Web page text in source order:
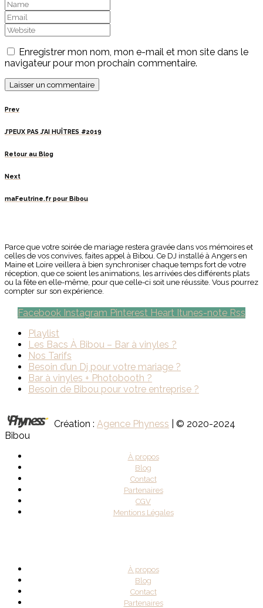
Enregistrer mon nom, mon e-mail et mon site dans le
navigateur pour mon prochain commentaire.
Prev
J’PEUX PAS J’AI HUÎTRES #2019
Retour au Blog
Next
maFeutrine.fr pour Bibou
Parce que votre soirée de mariage restera gravée dans vos mémoires et
celles de vos convives, faites appel à Bibou. Ce DJ installé à Angers en
Maine et Loire veillera à bien synchroniser chaque temps fort de votre
réception, que ce soient les animations, les arrivées des différents plats
ou la fête en elle-même, pour que celle-ci soit une réussite. Vous pourrez
compter sur son expérience.
Facebook Instagram Pinterest Heart Itunes-note Rss
Playlist
Les Bacs À Bibou – Bar à vinyles ?
Nos Tarifs
Besoin d’un Dj pour votre mariage ?
Bar à vinyles + Photobooth ?
Besoin de Bibou pour votre entreprise ?
Création : Agence Phyness | © 2020-2024
Bibou
À propos
Blog
Contact
Partenaires
CGV
Mentions Légales
À propos
Blog
Contact
Partenaires